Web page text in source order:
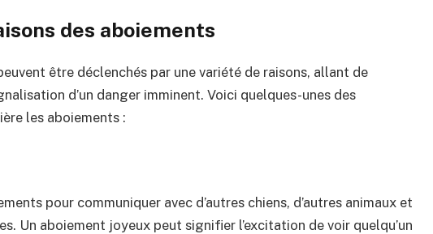
des aboiements
être déclenchés par une variété de raisons, allant de
d’un danger imminent. Voici quelques-unes des
les aboiements :
pour communiquer avec d’autres chiens, d’autres animaux et
Un aboiement joyeux peut signifier l’excitation de voir quelqu’un